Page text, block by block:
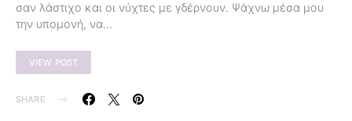
σαν λάστιχο και οι νύχτες με γδέρνουν. Ψάχνω μέσα μου
την υπομονή, να…
VIEW POST
SHARE